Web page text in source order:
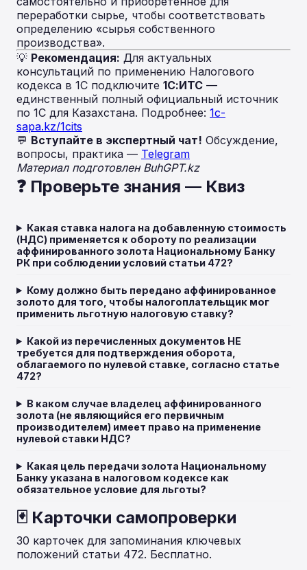
переработки сырье, чтобы соответствовать
определению «сырья собственного
производства».
💡 Рекомендация: Для актуальных
консультаций по применению Налогового
кодекса в 1С подключите 1С:ИТС —
единственный полный официальный источник
по 1С для Казахстана. Подробнее: 1c-
sapa.kz/1cits
💬 Вступайте в экспертный чат! Обсуждение,
вопросы, практика — Telegram
Материал подготовлен BuhGPT.kz
❓ Проверьте знания — Квиз
Какая ставка налога на добавленную стоимость
(НДС) применяется к обороту по реализации
аффинированного золота Национальному Банку
РК при соблюдении условий статьи 472?
Кому должно быть передано аффинированное
золото для того, чтобы налогоплательщик мог
применить льготную налоговую ставку?
Какой из перечисленных документов НЕ
требуется для подтверждения оборота,
облагаемого по нулевой ставке, согласно статье
472?
В каком случае владелец аффинированного
золота (не являющийся его первичным
производителем) имеет право на применение
нулевой ставки НДС?
Какая цель передачи золота Национальному
Банку указана в налоговом кодексе как
обязательное условие для льготы?
🃏 Карточки самопроверки
30 карточек для запоминания ключевых
положений статьи 472. Бесплатно.